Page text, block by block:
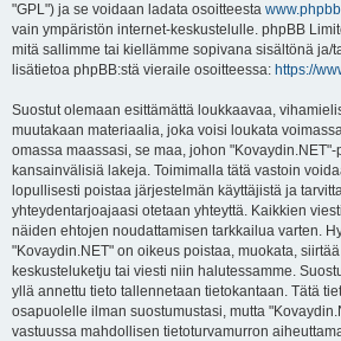
"GPL") ja se voidaan ladata osoitteesta
vain ympäristön internet-keskustelulle. phpBB
mitä sallimme tai kiellämme sopivana sisältönä ja/
lisätietoa phpBB:stä vieraile osoitteessa: https://
Suostut olemaan esittämättä loukkaavaa,
muutakaan materiaalia, joka voisi loukata
omassa maassasi, se maa, johon
kansainvälisiä lakeja. Toimimalla tätä vastoin
lopullisesti poistaa järjestelmän käyttäjistä ja
yhteydentarjoajaasi otetaan yhteyttä. Kaikkien
näiden ehtojen noudattamisen tarkkailua varten.
"Kovaydin.NET" on oikeus poistaa, muokata,
keskusteluketju tai viesti niin halutessamme.
yllä annettu tieto tallennetaan tietokantaan. Tätä
osapuolelle ilman suostumustasi, mutta
vastuussa mahdollisen tietoturvamurron